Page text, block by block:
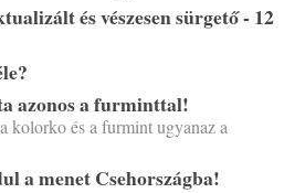
és vészesen sürgető - 12
azonos a furminttal!
kolorko és a furmint ugyanaz a
a menet Csehországba!